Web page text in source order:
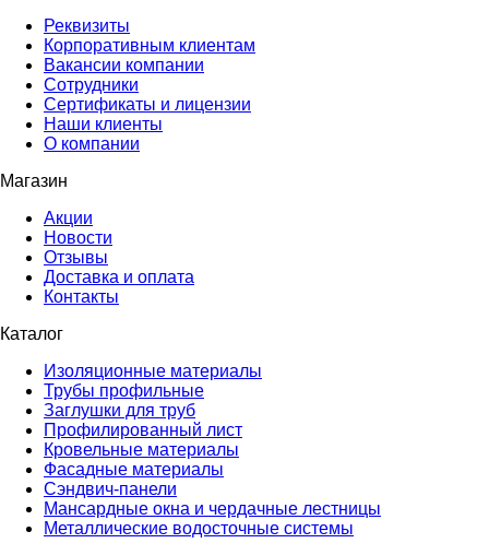
Реквизиты
Корпоративным клиентам
Вакансии компании
Сотрудники
Сертификаты и лицензии
Наши клиенты
О компании
Магазин
Акции
Новости
Отзывы
Доставка и оплата
Контакты
Каталог
Изоляционные материалы
Трубы профильные
Заглушки для труб
Профилированный лист
Кровельные материалы
Фасадные материалы
Сэндвич-панели
Мансардные окна и чердачные лестницы
Металлические водосточные системы